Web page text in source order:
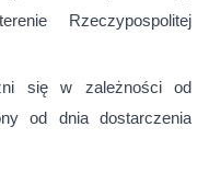
Rzeczypospolitej
się w zależności od
od dnia dostarczenia